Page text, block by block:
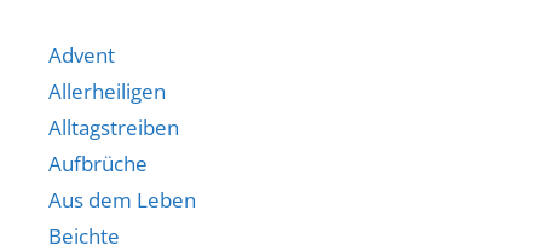
Advent
Allerheiligen
Alltagstreiben
Aufbrüche
Aus dem Leben
Beichte